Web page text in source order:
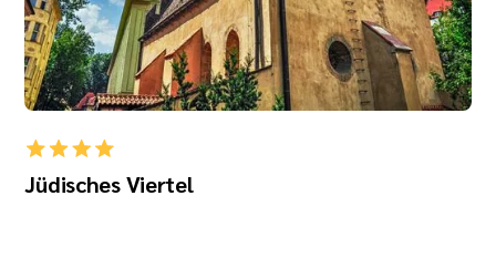
Jüdisches Viertel